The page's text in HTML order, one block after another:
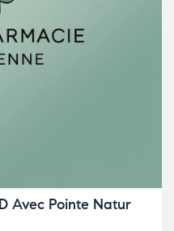
Avec Pointe Natur